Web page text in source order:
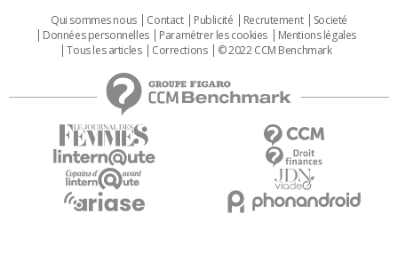
Qui sommes nous Contact Publicité Recrutement
Societé
Données personnelles
Paramétrer les cookies
Mentions légales
Tous les articles
Corrections © 2022 CCM Benchmark